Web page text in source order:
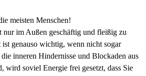
meisten Menschen!
nur im Außen geschäftig und fleißig zu
genauso wichtig, wenn nicht sogar
inneren Hindernisse und Blockaden aus
wird soviel Energie frei gesetzt, dass Sie